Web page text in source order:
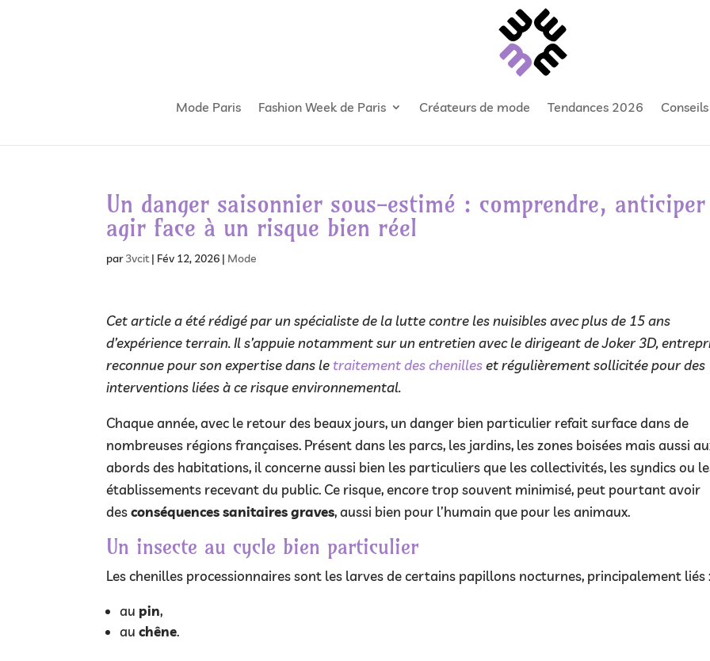
Mode Paris Fashion Week de Paris Créateurs de mode Tendances 2026
Un danger saisonnier sous-estimé : comprendre,
agir face à un risque bien réel
par3vcit| Fév 12, 2026 | Mode
Cet article a été rédigé par un spécialiste de la lutte contre les nuisibles avec plus de 15 ans
d’expérience terrain. Il s’appuie notamment sur un entretien avec le dirigeant de Joker 3D,
reconnue pour son expertise dans letraitement des chenilleset régulièrement sollicitée pour des
interventions liées à ce risque environnemental.
Chaque année, avec le retour des beaux jours, un danger bien particulier refait surface dans de
nombreuses régions françaises. Présent dans les parcs, les jardins, les zones boisées mais aussi
abords des habitations, il concerne aussi bien les particuliers que les collectivités, les syndics ou
établissements recevant du public. Ce risque, encore trop souvent minimisé, peut pourtant avoir
desconséquences sanitaires graves, aussi bien pour l’humain que pour les animaux.
Un insecte au cycle bien particulier
Les chenilles processionnaires sont les larves de certains papillons nocturnes, principalement liés
au pin,
auchêne.